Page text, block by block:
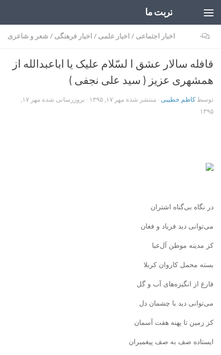
تربت ما
اخبار اجتماعی / اخبار علمی / اخبار فرهنگی / شعر و شاعری ۰
قافله‌ سالار عشق ا لسّلام علیک یا اباعبدالله از
همشهری عزیز ( سید علی نجفی )
توسطکاظم خطیبی · منتشر شده مهر ۱۷, ۱۳۹۵ · بروزرسانی شده
مهر ۱۷,
۱۳۹۵
در نگاه بی‌گناه اشتران
می‌توانی دید فریاد و فغان
کز مدینه موطن آل‌عبا
بسته محمل کاروان کربلا
فارغ از انگیزه‌های آب و گل
می‌توانی دید با چشمان دل
کز زمین تا پهنه هفت آسمان
ایستاده صف به صف پیغمبران